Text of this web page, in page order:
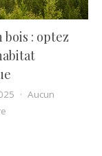
entre corps et esprit
bois : optez
Aucun